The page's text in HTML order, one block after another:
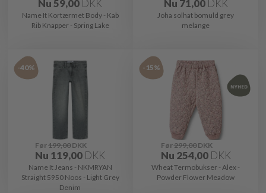
Nu59,00 DKK
Name It Kortærmet Body - Kab
Rib Knapper - Spring Lake
Nu 71,00 DKK
Joha solhat bomuld grey
melange
-40%
Før199,00DKK
Nu 119,00 DKK
Name It Jeans - NKMRYAN
Straight 5950 Noos - Light Grey
Denim
-15%
Før299,00DKK
Nu 254,00 DKK
Wheat Termobukser - Alex -
Powder Flower Meadow